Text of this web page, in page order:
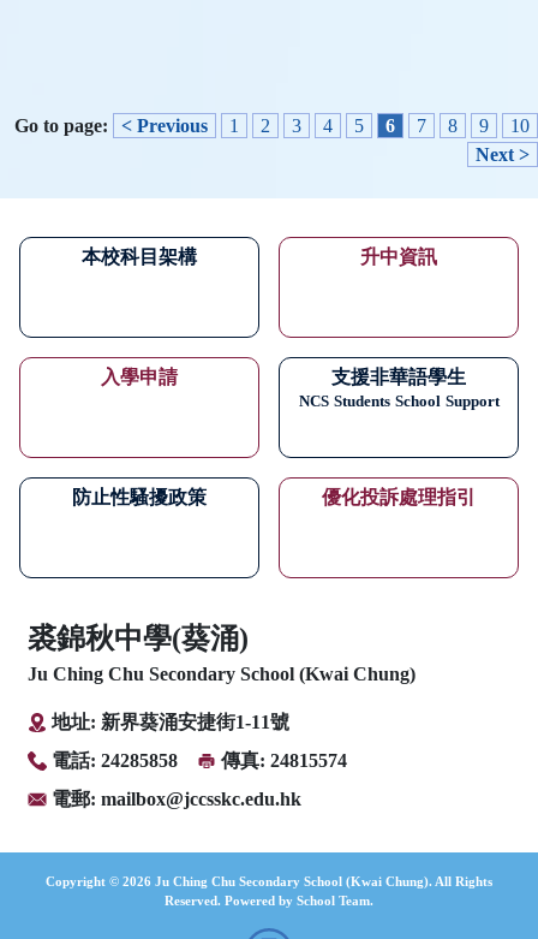
Go to page: < Previous 1 2 3 4 5 6 7 8 9
10
Next >
本校科目架構 升中資訊
入學申請 支援非華語學生
NCS Students School Support
防止性騷擾政策 優化投訴處理指引
裘錦秋中學(葵涌)
Ju Ching Chu Secondary School (Kwai Chung)
地址: 新界葵涌安捷街1-11號
電話: 24285858
傳真: 24815574
電郵: mailbox@jccsskc.edu.hk
Copyright © 2026 Ju Ching Chu Secondary School (Kwai Chung). All Rights
Reserved. Powered by School Team.